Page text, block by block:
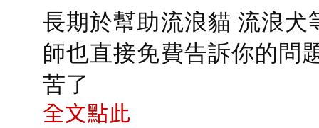
長期於幫助流浪貓 流浪
師也直接免費告訴你的問
苦了
全文點此